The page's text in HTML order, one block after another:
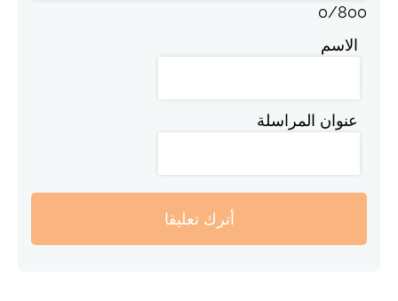
0/800
الاسم
عنوان المراسلة
أترك تعليقا